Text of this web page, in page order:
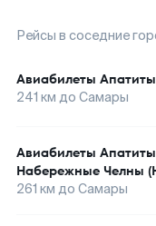
Рейсы в соседние
Авиабилеты Апатиты
241 км до Самары
Авиабилеты Апатиты
Набережные Челны
261 км до Самары